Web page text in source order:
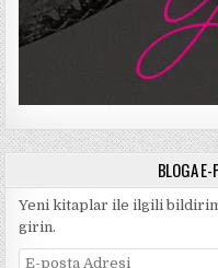
BLOGA E-
Yeni kitaplar ile ilgili
girin.
E-